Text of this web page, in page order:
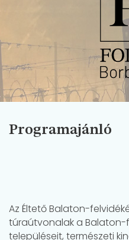
Programajánló
Az Éltető Balaton-
túraútvonalak a
településeit, természeti